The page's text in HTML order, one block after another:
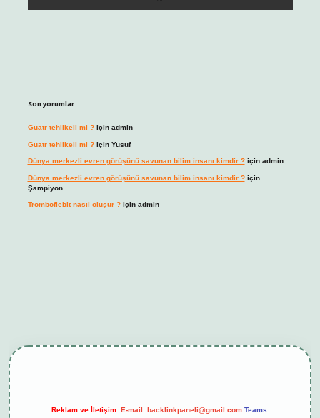
Son yorumlar
Guatr tehlikeli mi ?için admin
Guatr tehlikeli mi ?için Yusuf
Dünya merkezli evren görüşünü savunan bilim insanı kimdir ?için admin
Dünya merkezli evren görüşünü savunan bilim insanı kimdir ?için
Şampiyon
Tromboflebit nasıl oluşur ?için admin
Reklam ve İletişim: E-mail: backlinkpaneli@gmail.com Teams: